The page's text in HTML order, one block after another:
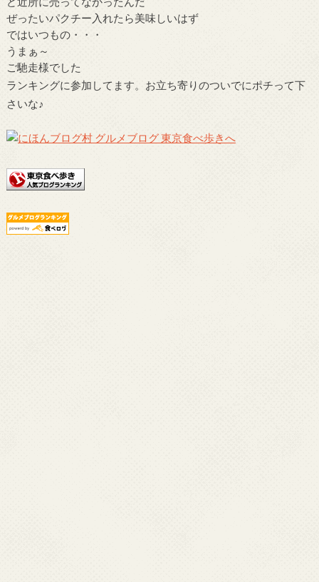
ぜったいパクチー入れたら美味しいはず
ではいつもの・・・
うまぁ～
ご馳走様でした
ランキングに参加してます。お立ち寄りのついでにポチって下
さいな♪